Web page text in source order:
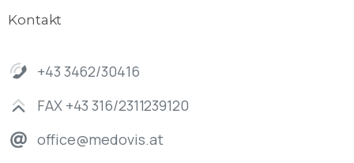
Kontakt
+43 3462/30416
FAX +43 316/2311239120
office@medovis.at